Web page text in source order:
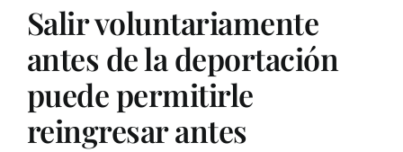
Salir voluntariamente
antes de la deportación
puede permitirle
reingresar antes